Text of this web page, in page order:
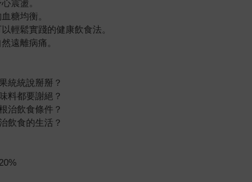
震盪。
糖均衡。
輕鬆實踐的健康飲食法。
遠離病痛。
統統說掰掰？
料都要謝絕？
治飲食條件？
飲食的生活？